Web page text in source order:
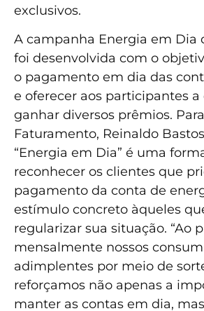
exclusivos.
A campanha Energia em Dia
foi desenvolvida com o
o pagamento em dia das
e oferecer aos participantes a
ganhar diversos prêmios.
Faturamento, Reinaldo
“Energia em Dia” é uma
reconhecer os clientes que
pagamento da conta de
estímulo concreto àqueles
regularizar sua situação. “Ao
mensalmente nossos
adimplentes por meio de
reforçamos não apenas a
manter as contas em dia,